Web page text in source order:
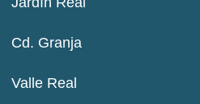
Cd. Granja
Valle Real